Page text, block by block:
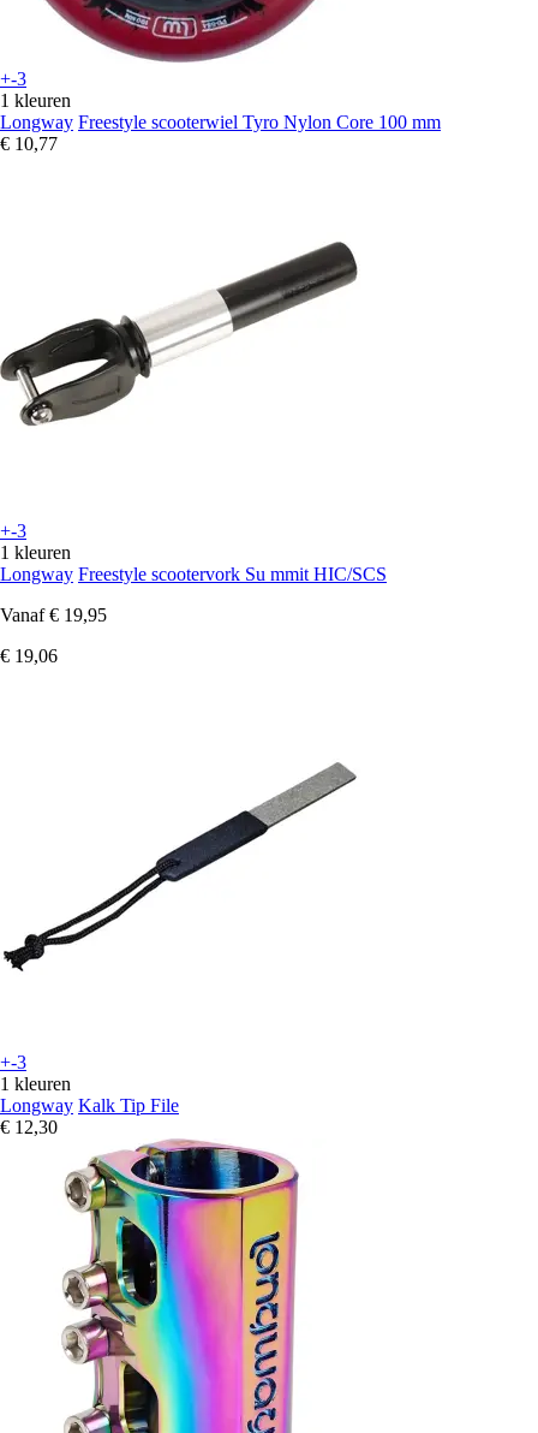
+-3
1 kleuren
Longway Freestyle scooterwiel Tyro Nylon Core 100 mm
€ 10,77
+-3
1 kleuren
Longway Freestyle scootervork Su mmit HIC/SCS
Vanaf € 19,95
€ 19,06
+-3
1 kleuren
Longway Kalk Tip File
€ 12,30